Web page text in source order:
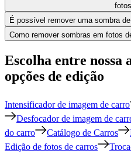
É possível remover uma sombra
Como remover sombras em fotos
Escolha entre nossa
opções de edição
Intensificador de imagem de carro
Desfocador de imagem de
do carro
Catálogo de Carros
Edição de fotos de carros